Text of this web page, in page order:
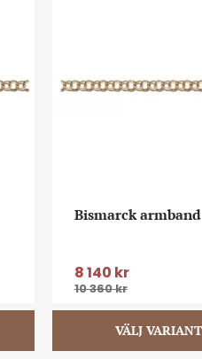
Bismarck armband
8 140 kr
10 360kr